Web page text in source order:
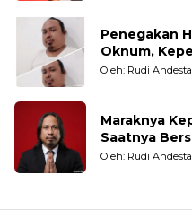
Penegakan
Oknum,
Taruhannya
Oleh: Rudi Andesta
Maraknya
Saatnya
Pemerintahan
Oleh: Rudi Andesta